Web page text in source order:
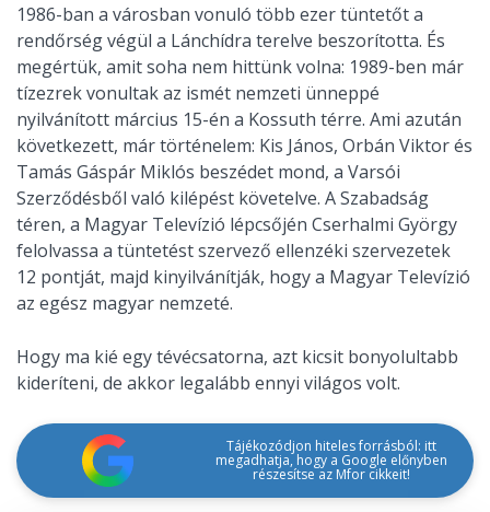
1986-ban a városban vonuló több ezer tüntetőt a
rendőrség végül a Lánchídra terelve beszorította. És
megértük, amit soha nem hittünk volna: 1989-ben már
tízezrek vonultak az ismét nemzeti ünneppé
nyilvánított március 15-én a Kossuth térre. Ami azután
következett, már történelem: Kis János, Orbán Viktor és
Tamás Gáspár Miklós beszédet mond, a Varsói
Szerződésből való kilépést követelve. A Szabadság
téren, a Magyar Televízió lépcsőjén Cserhalmi György
felolvassa a tüntetést szervező ellenzéki szervezetek
12 pontját, majd kinyilvánítják, hogy a Magyar Televízió
az egész magyar nemzeté.
Hogy ma kié egy tévécsatorna, azt kicsit bonyolultabb
kideríteni, de akkor legalább ennyi világos volt.
Tájékozódjon hiteles forrásból: itt
megadhatja, hogy a Google előnyben
részesítse az Mfor cikkeit!